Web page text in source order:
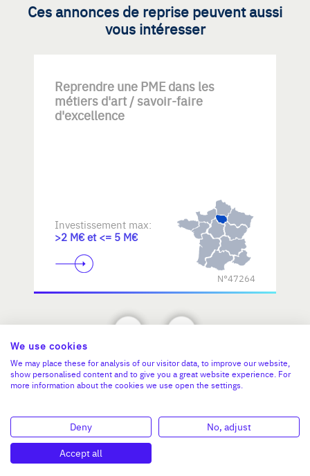
Ces annonces de reprise peuvent aussi
vous intéresser
Reprendre une PME dans les
métiers d'art / savoir-faire
d'excellence
Investissement max:
>2 M€ et <= 5 M€
N°47264
We use cookies
We may place these for analysis of our visitor data, to improve our website,
show personalised content and to give you a great website experience. For
more information about the cookies we use open the settings.
Deny
No, adjust
Accept all